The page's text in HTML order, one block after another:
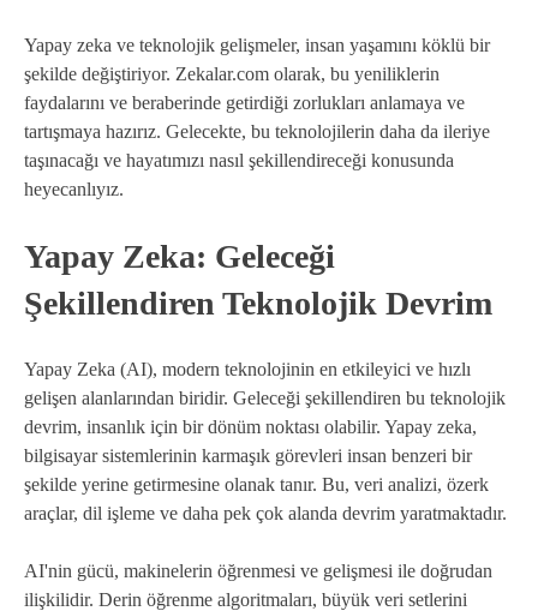
Yapay zeka ve teknolojik gelişmeler, insan yaşamını köklü bir
şekilde değiştiriyor. Zekalar.com olarak, bu yeniliklerin
faydalarını ve beraberinde getirdiği zorlukları anlamaya ve
tartışmaya hazırız. Gelecekte, bu teknolojilerin daha da ileriye
taşınacağı ve hayatımızı nasıl şekillendireceği konusunda
heyecanlıyız.
Yapay Zeka: Geleceği
Şekillendiren Teknolojik Devrim
Yapay Zeka (AI), modern teknolojinin en etkileyici ve hızlı
gelişen alanlarından biridir. Geleceği şekillendiren bu teknolojik
devrim, insanlık için bir dönüm noktası olabilir. Yapay zeka,
bilgisayar sistemlerinin karmaşık görevleri insan benzeri bir
şekilde yerine getirmesine olanak tanır. Bu, veri analizi, özerk
araçlar, dil işleme ve daha pek çok alanda devrim yaratmaktadır.
AI'nin gücü, makinelerin öğrenmesi ve gelişmesi ile doğrudan
ilişkilidir. Derin öğrenme algoritmaları, büyük veri setlerini